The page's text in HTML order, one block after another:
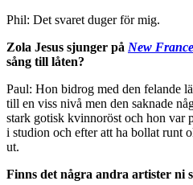
Phil: Det svaret duger för mig.
Zola Jesus sjunger på New France
sång till låten?
Paul: Hon bidrog med den felande
till en viss nivå men den saknade
stark gotisk kvinnoröst och hon var
i studion och efter att ha bollat runt
ut.
Finns det några andra artister ni